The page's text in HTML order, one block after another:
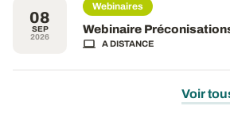
08
SEP
2026
Webinaires
Webinaire
A DISTANCE
Voir